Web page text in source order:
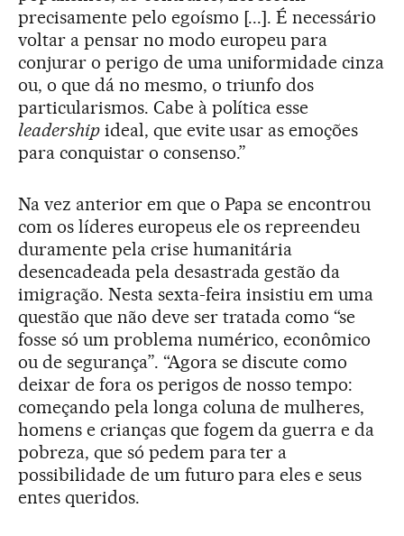
precisamente pelo egoísmo [...]. É necessário
voltar a pensar no modo europeu para
conjurar o perigo de uma uniformidade cinza
ou, o que dá no mesmo, o triunfo dos
particularismos. Cabe à política esse
leadershipideal, que evite usar as emoções
para conquistar o consenso.”
Na vez anterior em que o Papa se encontrou
com os líderes europeus ele os repreendeu
duramente pela crise humanitária
desencadeada pela desastrada gestão da
imigração. Nesta sexta-feira insistiu em uma
questão que não deve ser tratada como “se
fosse só um problema numérico, econômico
ou de segurança”. “Agora se discute como
deixar de fora os perigos de nosso tempo:
começando pela longa coluna de mulheres,
homens e crianças que fogem da guerra e da
pobreza, que só pedem para ter a
possibilidade de um futuro para eles e seus
entes queridos.